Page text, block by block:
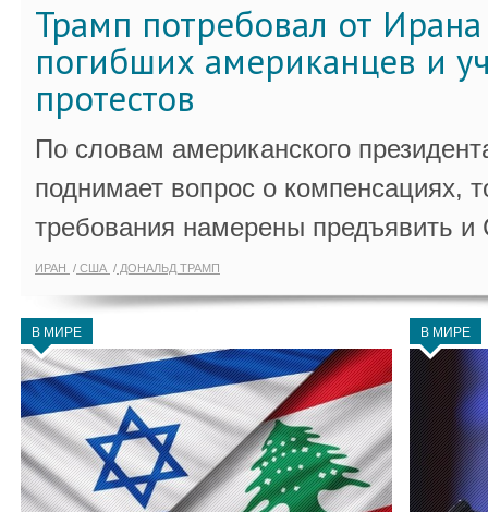
Трамп потребовал от
погибших американцев и
протестов
По словам американского
поднимает вопрос о компенсациях,
требования намерены предъявить
ИРАН США ДОНАЛЬД ТРАМП
В МИРЕ В МИРЕ